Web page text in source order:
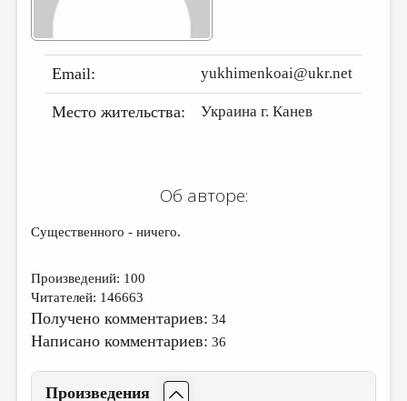
ДАЙДЖЕСТ
ПРОИЗВЕДЕНИЯ
ПЕРЕВОДЫ
КОНКУРСЫ
СТРАНИЦЫ ПАМЯТИ
ОБЪЯВЛЕНИЯ
КОЛОНКА РЕДАКТОРА
РЕДКОЛЛЕГИЯ
ОТ РЕДАКЦИИ
Email: yukhimenkoai@ukr.net
Место жительства: Украина г. Канев
Об авторе:
Существенного - ничего.
Произведений: 100
Читателей: 146663
Получено комментариев: 34
Написано комментариев: 36
Произведения